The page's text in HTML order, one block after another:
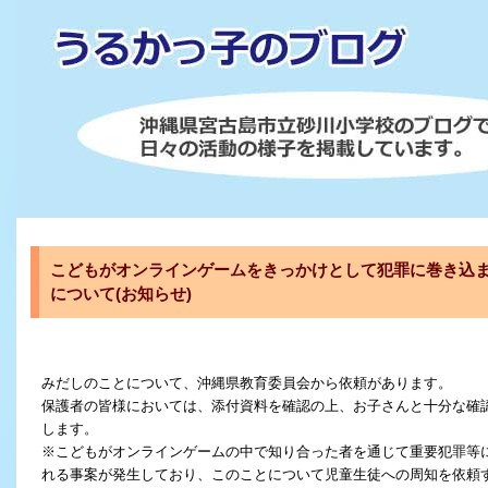
こどもがオンラインゲームをきっかけとして犯罪に巻き込
について(お知らせ)
みだしのことについて、沖縄県教育委員会から依頼があります。
保護者の皆様においては、添付資料を確認の上、お子さんと十分な確
します。
※こどもがオンラインゲームの中で知り合った者を通じて重要犯罪等
れる事案が発生しており、このことについて児童生徒への周知を依頼